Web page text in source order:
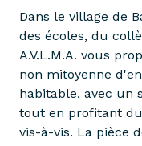
Dans le village de
des écoles, du
A.V.L.M.A. vous
non mitoyenne
habitable, avec un
tout en profitant
vis-à-vis. La pièce